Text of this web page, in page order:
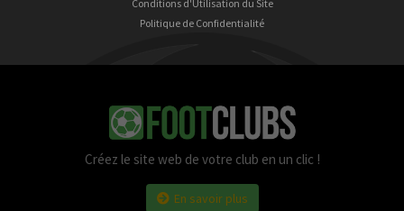
Conditions d'Utilisation du Site
Politique de Confidentialité
Créez le site web de votre club en un clic !
En savoir plus